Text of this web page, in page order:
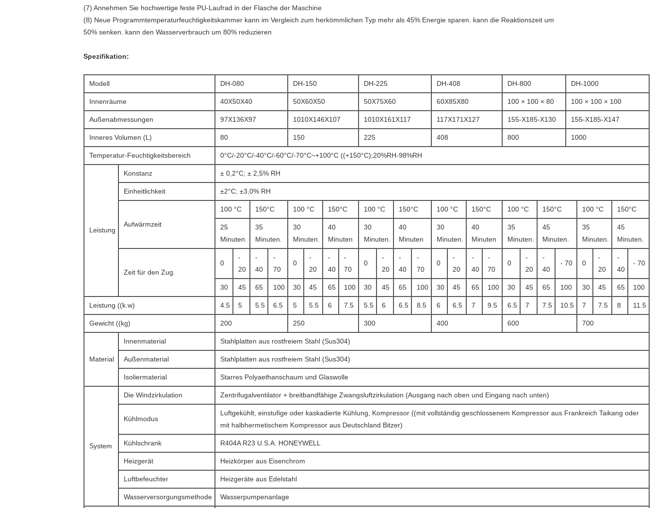
(7) Annehmen Sie hochwertige feste PU-Laufrad in der Flasche der Maschine
(8) Neue Programmtemperaturfeuchtigkeitskammer kann im Vergleich zum herkömmlichen Typ mehr als 45% Energie sparen. kann die Reaktionszeit um
50% senken. kann den Wasserverbrauch um 80% reduzieren
Spezifikation:
Modell DH-080 DH-150 DH-225 DH-408 DH-800 DH-1000
Innenräume 40X50X40 50X60X50 50X75X60 60X85X80 100 × 100 × 80 100 × 100 × 100
Außenabmessungen 97X136X97 1010X146X107 1010X161X117 117X171X127 155-X185-X130 155-X185-X147
Inneres Volumen (L) 80 150 225 408 800 1000
Temperatur-Feuchtigkeitsbereich 0°C/-20°C/-40°C/-60°C/-70°C~+100°C ((+150°C);20%RH-98%RH
Leistung
Konstanz ± 0,2°C; ± 2,5% RH
Einheitlichkeit ±2°C; ±3,0% RH
Aufwärmzeit
100 °C 150°C 100 °C 150°C 100 °C 150°C 100 °C 150°C 100 °C 150°C 100 °C 150°C
25
Minuten.
35
Minuten.
30
Minuten.
40
Minuten
30
Minuten.
40
Minuten
30
Minuten.
40
Minuten
35
Minuten.
45
Minuten.
35
Minuten.
45
Minuten.
Zeit für den Zug.
0
-
20
-
40
-
70
0
-
20
-
40
-
70
0
-
20
-
40
-
70
0
-
20
-
40
-
70
0
-
20
-
40
- 70 0
-
20
-
40
- 70
30 45 65 100 30 45 65 100 30 45 65 100 30 45 65 100 30 45 65 100 30 45 65 100
Leistung ((k.w) 4.5 5 5.5 6.5 5 5.5 6 7.5 5.5 6 6.5 8.5 6 6.5 7 9.5 6.5 7 7.5 10.5 7 7.5 8 11.5
Gewicht ((kg) 200 250 300 400 600 700
Material
Innenmaterial Stahlplatten aus rostfreiem Stahl (Sus304)
Außenmaterial Stahlplatten aus rostfreiem Stahl (Sus304)
Isoliermaterial Starres Polyaethanschaum und Glaswolle
System
Die Windzirkulation Zentrifugalventilator + breitbandfähige Zwangsluftzirkulation (Ausgang nach oben und Eingang nach unten)
Kühlmodus
Luftgekühlt, einstufige oder kaskadierte Kühlung, Kompressor ((mit vollständig geschlossenem Kompressor aus Frankreich Taikang oder
mit halbhermetischem Kompressor aus Deutschland Bitzer)
Kühlschrank R404A R23 U.S.A. HONEYWELL
Heizgerät Heizkörper aus Eisenchrom
Luftbefeuchter Heizgeräte aus Edelstahl
Wasserversorgungsmethode Wasserpumpenanlage